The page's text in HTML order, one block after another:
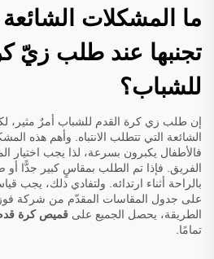
ما المشكلات
تجنبها عند طلب زيّ
للشباب؟
إن طلب زي كرة القدم للشباب أمرٌ مثير،
الشائعة التي تتطلب الانتباه. وأهم هذه
فالأطفال يكبرون بسرعة، لذا يجب اختيار
الفريق. فإذا تم الطلب بمقاسٍ كبير جدًّا أو
بالراحة أثناء ارتدائه. ولتفادي ذلك، يجب
على جدول المقاسات المقدّم من شركة
الطريقة، يحصل الجميع على قميص كرة
تمامًا.